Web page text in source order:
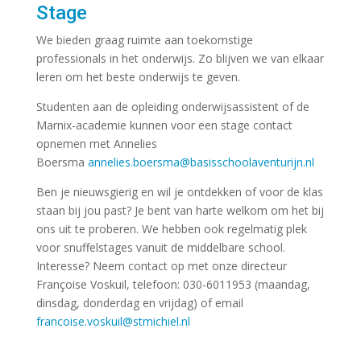
Stage
We bieden graag ruimte aan toekomstige
professionals in het onderwijs. Zo blijven we van elkaar
leren om het beste onderwijs te geven.
Studenten aan de opleiding onderwijsassistent of de
Marnix-academie kunnen voor een stage contact
opnemen met Annelies
Boersma annelies.boersma@basisschoolaventurijn.nl
Ben je nieuwsgierig en wil je ontdekken of voor de klas
staan bij jou past? Je bent van harte welkom om het bij
ons uit te proberen. We hebben ook regelmatig plek
voor snuffelstages vanuit de middelbare school.
Interesse? Neem contact op met onze directeur
Françoise Voskuil, telefoon: 030-6011953 (maandag,
dinsdag, donderdag en vrijdag) of email
francoise.voskuil@stmichiel.nl